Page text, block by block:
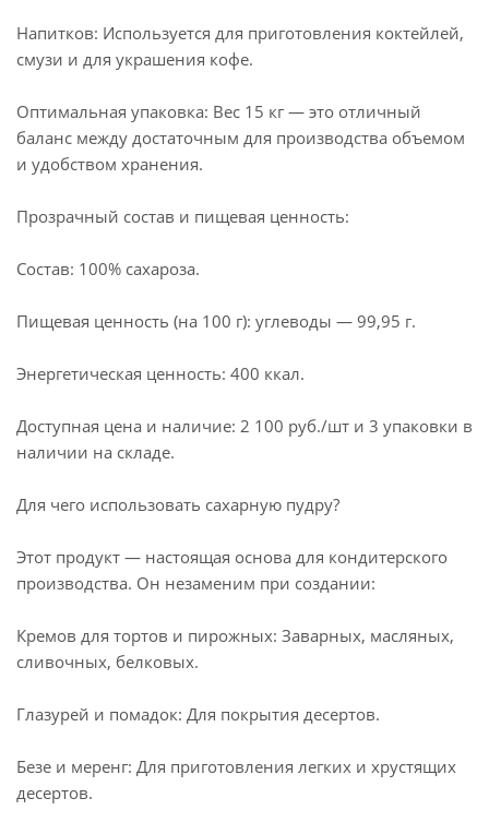
Напитков: Используется для приготовления коктейлей,
смузи и для украшения кофе.
Оптимальная упаковка: Вес 15 кг — это отличный
баланс между достаточным для производства объемом
и удобством хранения.
Прозрачный состав и пищевая ценность:
Состав: 100% сахароза.
Пищевая ценность (на 100 г): углеводы — 99,95 г.
Энергетическая ценность: 400 ккал.
Доступная цена и наличие: 2 100 руб./шт и 3 упаковки в
наличии на складе.
Для чего использовать сахарную пудру?
Этот продукт — настоящая основа для кондитерского
производства. Он незаменим при создании:
Кремов для тортов и пирожных: Заварных, масляных,
сливочных, белковых.
Глазурей и помадок: Для покрытия десертов.
Безе и меренг: Для приготовления легких и хрустящих
десертов.